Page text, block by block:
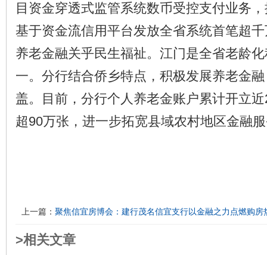
目资金穿透式监管系统数币受控支付业务，
基于资金流信用平台发放全省系统首笔超
养老金融关乎民生福祉。江门是全省老龄
一。分行结合侨乡特点，积极发展养老金
盖。目前，分行个人养老金账户累计开立
超90万张，进一步拓宽县域农村地区金融
上一篇： 聚焦信宜房博会：建行茂名信宜支行以金融之力点燃购房
>相关文章